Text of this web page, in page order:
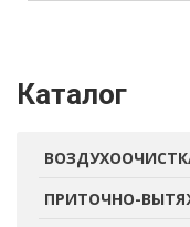
Каталог
ПРИТОЧНО-